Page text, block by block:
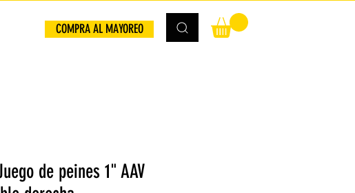
COMPRA AL MAYOREO
de peines 1" AAV